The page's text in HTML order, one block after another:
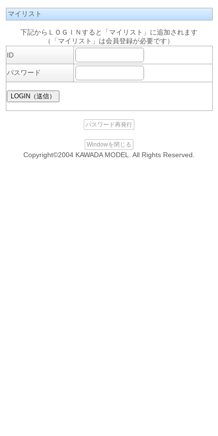
マイリスト
下記からＬＯＧＩＮすると「マイリスト」に追加されます
（「マイリスト」は会員登録が必要です）
ID
パスワード
パスワード再発行
Windowを閉じる
Copyright©2004 KAWADA MODEL. All Rights Reserved.